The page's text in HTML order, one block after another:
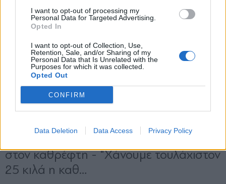
I want to opt-out of processing my
Personal Data for Targeted Advertising.
Opted In
I want to opt-out of Collection, Use,
Retention, Sale, and/or Sharing of my
Personal Data that Is Unrelated with the
Purposes for which it was collected.
Opted Out
CONFIRM
Data Deletion Data Access Privacy Policy
X